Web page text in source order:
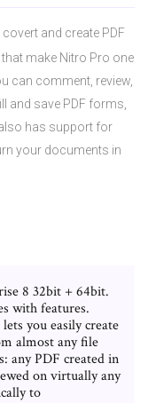
and create PDF
make Nitro Pro one
can comment, review,
and save PDF forms,
has support for
your documents in
8 32bit + 64bit.
with features.
you easily create
almost any file
any PDF created in
on virtually any
to